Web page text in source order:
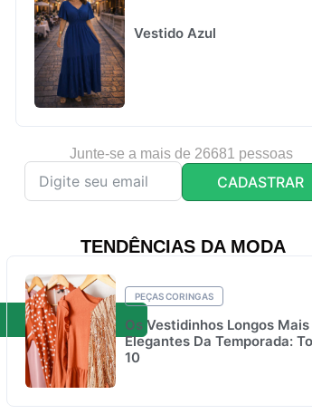
Vestido Azul
Junte-se a mais de 26681 pessoas
CADASTRAR
TENDÊNCIAS DA MODA
PEÇAS CORINGAS
Os Vestidinhos Longos Mais
Elegantes Da Temporada:
10